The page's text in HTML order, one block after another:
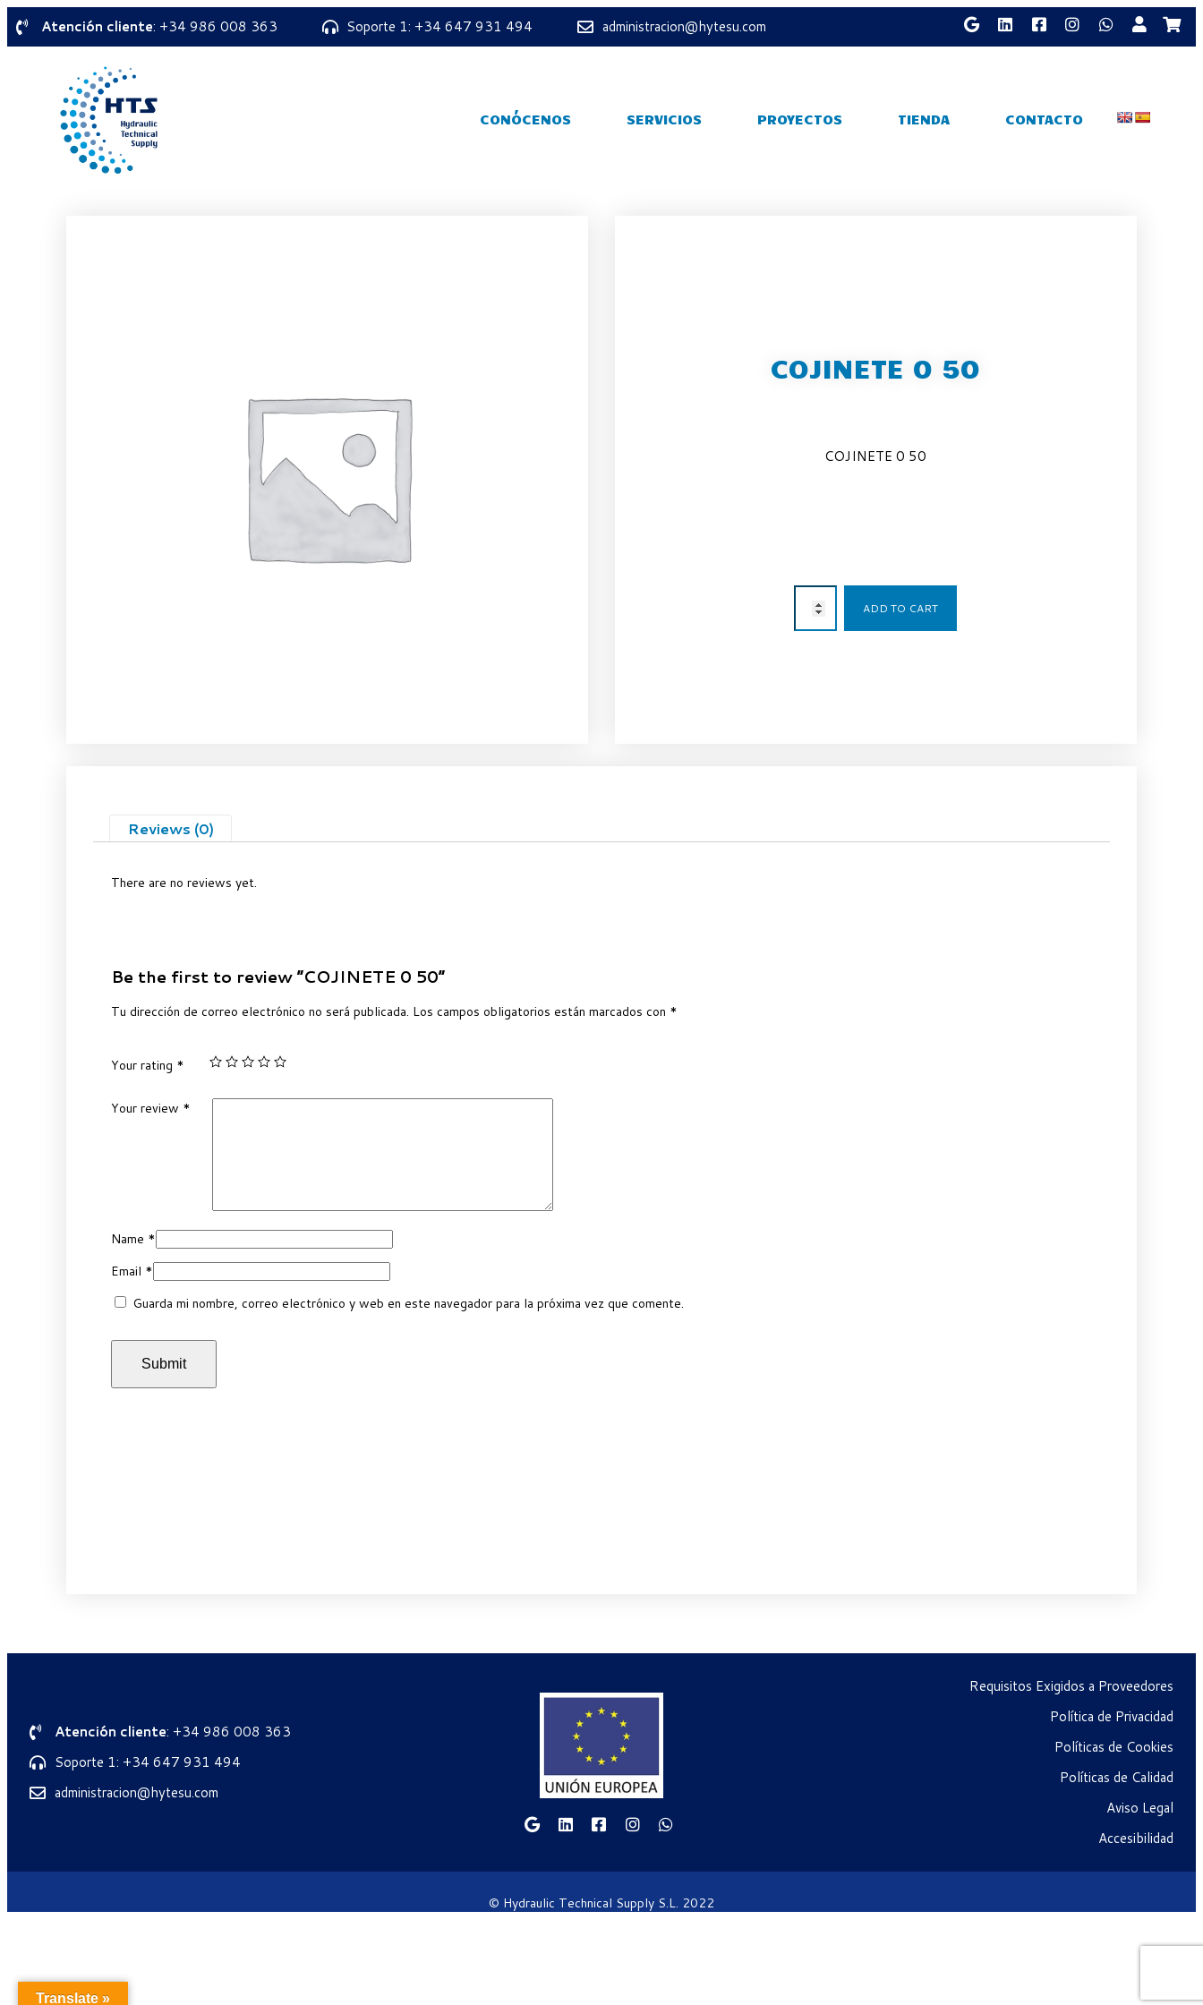
Atención cliente: +34 986 008 363 Soporte 1: +34 647 931 494 administracion@hytesu.com
CONÓCENOS SERVICIOS PROYECTOS TIENDA CONTACTO
COJINETE 0 50
COJINETE 0 50
ADD TO CART
Reviews (0)
There are no reviews yet.
Be the first to review “COJINETE 0 50”
Tu dirección de correo electrónico no será publicada. Los campos obligatorios están marcados con *
Your rating *
Your review *
Name *
Email *
Guarda mi nombre, correo electrónico y web en este navegador para la próxima vez que comente.
Atención cliente: +34 986 008 363
Soporte 1: +34 647 931 494
administracion@hytesu.com
Requisitos Exigidos a Proveedores
Política de Privacidad
Políticas de Cookies
Políticas de Calidad
Aviso Legal
Accesibilidad
© Hydraulic Technical Supply S.L. 2022
Translate »